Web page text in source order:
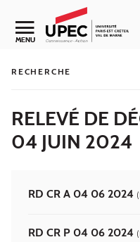
Aller au contenu
Navigation secondaire
MENU
RECHERCHE
RELEVÉ DE
04 JUIN 2024
RD CR A 04 06 2024
RD CR P 04 06 2024